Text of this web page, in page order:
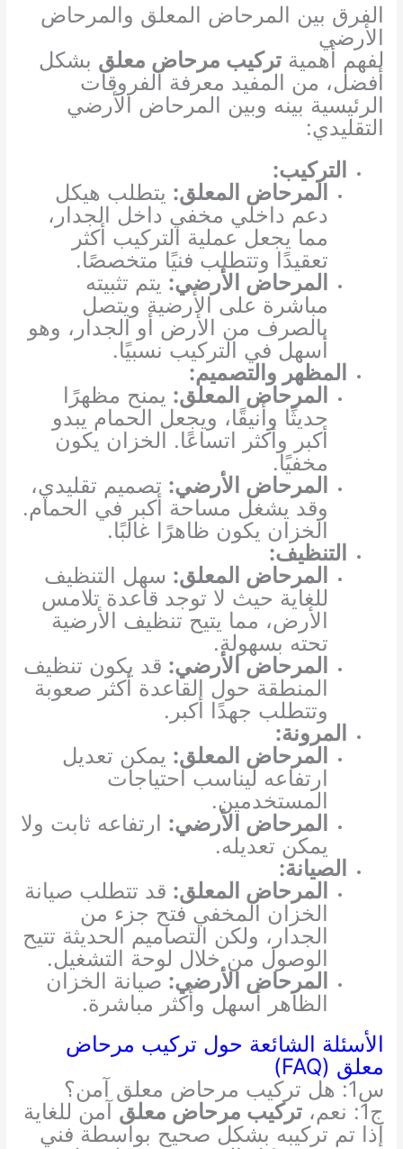
الفرق بين المرحاض المعلق والمرحاض
الأرضي
لفهم أهميةتركيب مرحاض معلق بشكل
أفضل، من المفيد معرفة الفروقات
الرئيسية بينه وبين المرحاض الأرضي
التقليدي:
التركيب:
المرحاض المعلق: يتطلب هيكل
دعم داخلي مخفي داخل الجدار،
مما يجعل عملية التركيب أكثر
تعقيدًا وتتطلب فنيًا متخصصًا.
المرحاض الأرضي: يتم تثبيته
مباشرة على الأرضية ويتصل
بالصرف من الأرض أو الجدار، وهو
أسهل في التركيب نسبيًا.
المظهر والتصميم:
المرحاض المعلق: يمنح مظهرًا
حديثًا وأنيقًا، ويجعل الحمام يبدو
أكبر وأكثر اتساعًا. الخزان يكون
مخفيًا.
المرحاض الأرضي: تصميم تقليدي،
وقد يشغل مساحة أكبر في الحمام.
الخزان يكون ظاهرًا غالبًا.
التنظيف:
المرحاض المعلق: سهل التنظيف
للغاية حيث لا توجد قاعدة تلامس
الأرض، مما يتيح تنظيف الأرضية
تحته بسهولة.
المرحاض الأرضي: قد يكون تنظيف
المنطقة حول القاعدة أكثر صعوبة
وتتطلب جهدًا أكبر.
المرونة:
المرحاض المعلق: يمكن تعديل
ارتفاعه ليناسب احتياجات
المستخدمين.
المرحاض الأرضي: ارتفاعه ثابت ولا
يمكن تعديله.
الصيانة:
المرحاض المعلق: قد تتطلب صيانة
الخزان المخفي فتح جزء من
الجدار، ولكن التصاميم الحديثة تتيح
الوصول من خلال لوحة التشغيل.
المرحاض الأرضي: صيانة الخزان
الظاهر أسهل وأكثر مباشرة.
الأسئلة الشائعة حول تركيب مرحاض
معلق (FAQ)
س1: هل تركيب مرحاض معلق آمن؟
ج1: نعم،
تركيب مرحاض معلق آمن للغاية
إذا تم تركيبه بشكل صحيح بواسطة فني